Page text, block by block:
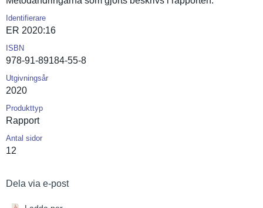
Identifierare
ER 2020:16
ISBN
978-91-89184-55-8
Utgivningsår
2020
Produkttyp
Rapport
Antal sidor
12
Dela via e-post